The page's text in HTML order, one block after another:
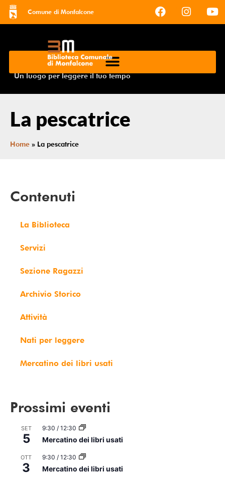
Comune di Monfalcone
Un luogo per leggere il tuo tempo
La pescatrice
Home » La pescatrice
Contenuti
La Biblioteca
Servizi
Sezione Ragazzi
Archivio Storico
Attività
Nati per leggere
Mercatino dei libri usati
Prossimi eventi
SET
5
9:30 / 12:30
Mercatino dei libri usati
OTT
3
9:30 / 12:30
Mercatino dei libri usati